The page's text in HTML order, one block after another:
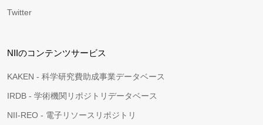
Twitter
NIIのコンテンツサービス
KAKEN - 科学研究費助成事業データベース
IRDB - 学術機関リポジトリデータベース
NII-REO - 電子リソースリポジトリ